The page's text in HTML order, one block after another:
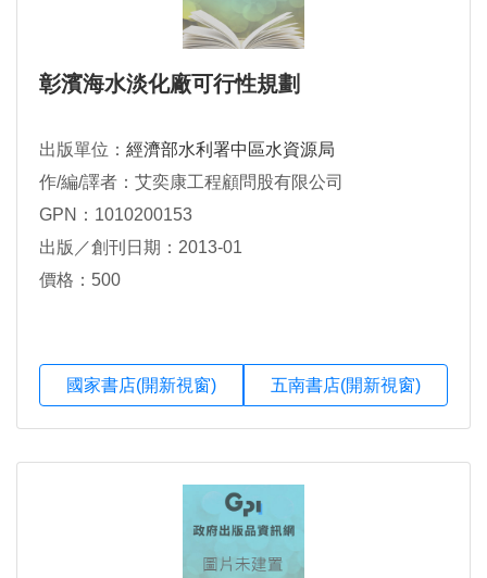
彰濱海水淡化廠可行性規劃
出版單位： 經濟部水利署中區水資源局
作/編/譯者：艾奕康工程顧問股有限公司
GPN：1010200153
出版／創刊日期：2013-01
價格：500
國家書店(開新視窗) 五南書店(開新視窗)